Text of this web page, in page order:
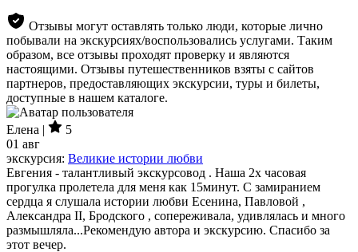
Отзывы могут оставлять только люди, которые лично
побывали на экскурсиях/воспользовались услугами. Таким
образом, все отзывы проходят проверку и являются
настоящими. Отзывы путешественников взяты с сайтов
партнеров, предоставляющих экскурсии, туры и билеты,
доступные в нашем каталоге.
Елена |
5
01 авг
экскурсия: Великие истории любви
Евгения - талантливый экскурсовод . Наша 2х часовая
прогулка пролетела для меня как 15минут. С замиранием
сердца я слушала истории любви Есенина, Павловой ,
Александра II, Бродского , сопереживала, удивлялась и много
размышляла...Рекомендую автора и экскурсию. Спасибо за
этот вечер.